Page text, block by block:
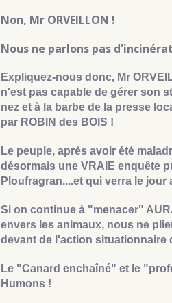
Non, Mr ORVEILLON !
Nous ne parlons pas
Expliquez-nous donc, Mr
n'est pas capable de gérer son
nez et à la barbe de la presse
par ROBIN des BOIS !
Le peuple, après avoir été
désormais une VRAIE enquête
Ploufragran....et qui verra le jour
Si on continue à "menacer"
envers les animaux, nous ne
devant de l'action situationnaire
Le "Canard enchaîné" et le
Humons !